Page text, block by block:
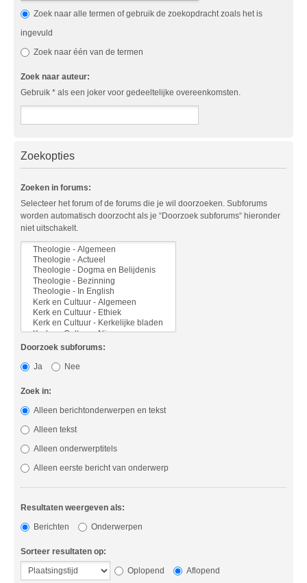
Zoek naar alle termen of gebruik de zoekopdracht zoals het is
ingevuld
Zoek naar één van de termen
Zoek naar auteur:
Gebruik * als een joker voor gedeeltelijke overeenkomsten.
Zoekopties
Zoeken in forums:
Selecteer het forum of de forums die je wil doorzoeken. Subforums
worden automatisch doorzocht als je “Doorzoek subforums“ hieronder
niet uitschakelt.
Doorzoek subforums:
Ja
Nee
Zoek in:
Alleen berichtonderwerpen en tekst
Alleen tekst
Alleen onderwerptitels
Alleen eerste bericht van onderwerp
Resultaten weergeven als:
Berichten
Onderwerpen
Sorteer resultaten op:
Oplopend
Aflopend